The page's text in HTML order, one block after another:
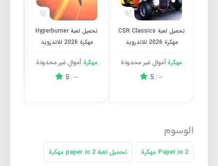
تحميل لعبة CSR Classics
مهكرة 2026 للاندرويد
مهكرةأموال غیر محدودة
—
/
5
تحميل لعبة Hyperburner
مهكرة 2026 للاندرويد
مهكرةأموال غیر محدودة
—
/
5
الوسوم
Paper.io 2 مهكرة تحميل لعبة paper.io 2 مهكرة